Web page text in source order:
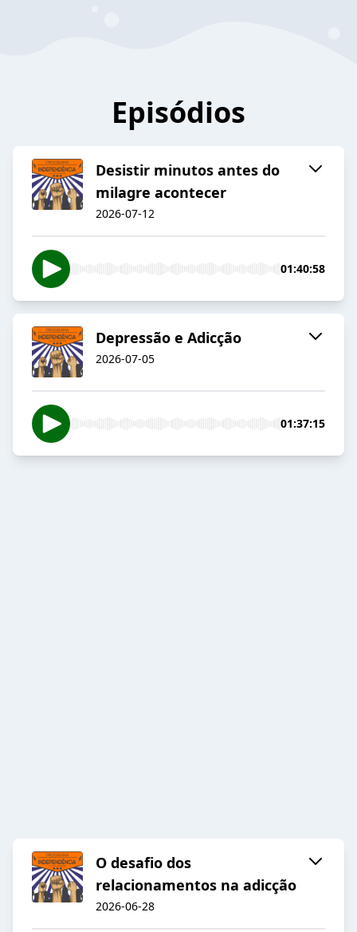
Episódios
Desistir minutos antes do
milagre acontecer
2026-07-12
01:40:58
Depressão e Adicção
2026-07-05
01:37:15
O desafio dos
relacionamentos na adicção
2026-06-28